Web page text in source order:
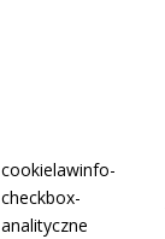
cookielawinfo-
checkbox-
analityczne